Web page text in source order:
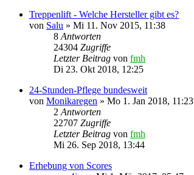
Treppenlift - Welche Hersteller gibt es?
von Salu » Mi 11. Nov 2015, 11:38
8 Antworten
24304 Zugriffe
Letzter Beitrag von fmh
Di 23. Okt 2018, 12:25
24-Stunden-Pflege bundesweit
von Monikaregen » Mo 1. Jan 2018, 11:23
2 Antworten
22707 Zugriffe
Letzter Beitrag von fmh
Mi 26. Sep 2018, 13:44
Erhebung von Scores